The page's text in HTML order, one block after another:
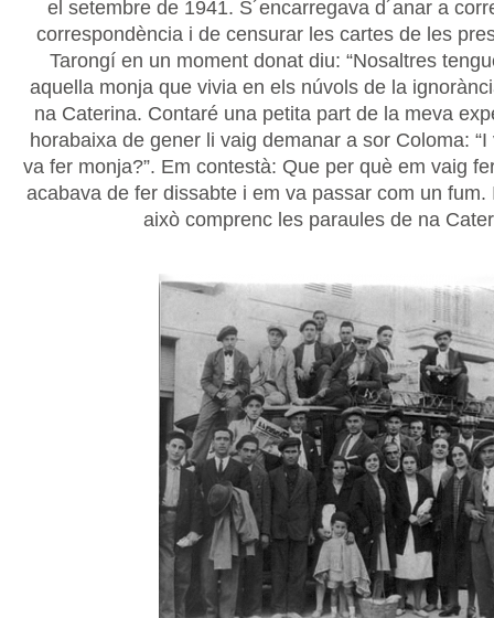
el setembre de 1941. S´encarregava d´anar a
correspondència i de censurar les cartes de les
Tarongí en un moment donat diu: “Nosaltres
aquella monja que vivia en els núvols de la
na Caterina. Contaré una petita part de la meva
horabaixa de gener li vaig demanar a sor Coloma:
va fer monja?”. Em contestà: Que per què em vaig
acabava de fer dissabte i em va passar com un fum.
això comprenc les paraules de na